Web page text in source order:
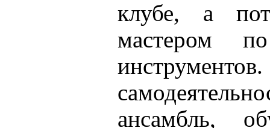
клубе, а
мастером
ансамбль,